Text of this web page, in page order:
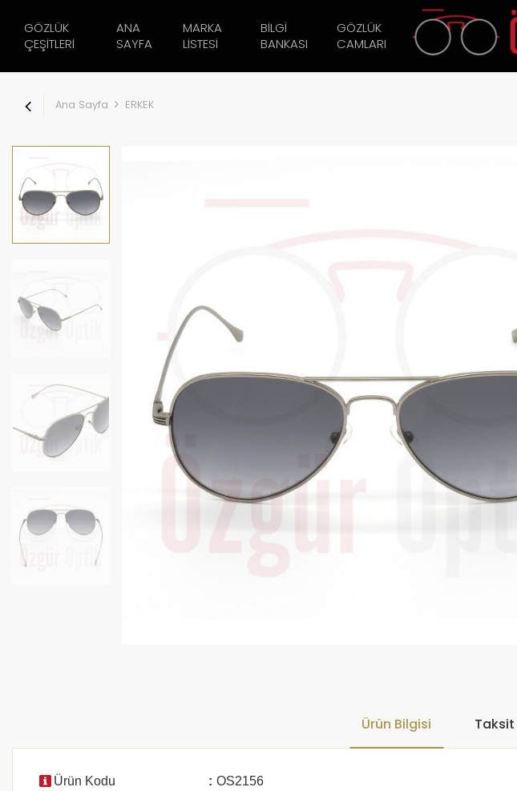
GÖZLÜK
ÇEŞITLERI
ANA
SAYFA
MARKA
LISTESI
BILGI
BANKASI
GÖZLÜK
CAMLARI
Ana Sayfa ERKEK
Ürün Bilgisi Taksit
Ürün Kodu : OS2156